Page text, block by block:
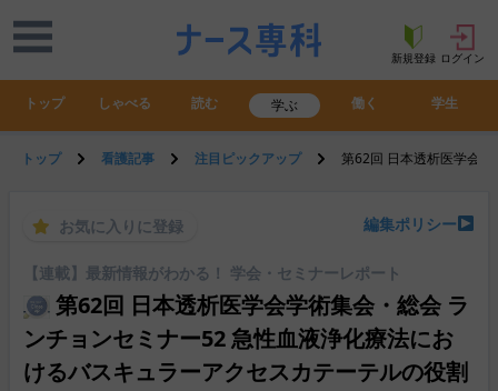
新規登録 ログイン
トップ しゃべる 読む 学ぶ 働く 学生
トップ 看護記事 注目ピックアップ 第62回 日本透析医学会
お気に入りに登録 編集ポリシー
【連載】最新情報がわかる！ 学会・セミナーレポート
第62回 日本透析医学会学術集会・総会 ラ
ンチョンセミナー52 急性血液浄化療法にお
けるバスキュラーアクセスカテーテルの役割